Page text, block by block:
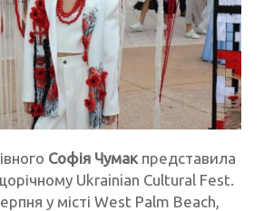
Софія Чумак представила
Ukrainian Cultural Fest.
у місті West Palm Beach,